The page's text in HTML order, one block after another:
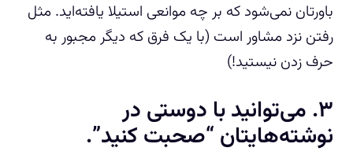
باورتان نمی‌شود که بر چه موانعی استیلا یافته‌اید. مثل
رفتن نزد مشاور است (با یک فرق که دیگر مجبور به
حرف زدن نیستید!)
۳. می‌توانید با دوستی در
نوشته‌هایتان “صحبت کنید”.